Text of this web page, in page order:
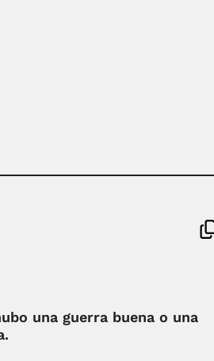
una guerra buena o una